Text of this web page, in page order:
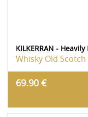
KILKERRAN -
Whisky Old Scotch
69.90 €